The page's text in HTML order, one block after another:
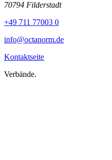
70794 Filderstadt
+49 711 77003 0
info@octanorm.de
Kontaktseite
Verbände.